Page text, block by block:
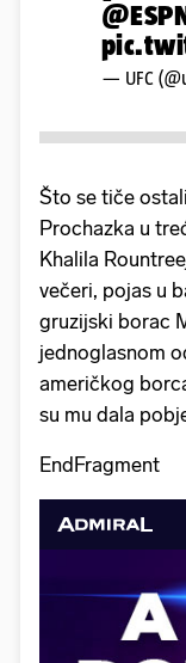
— UFC
Što se tiče
Prochazka u
Khalila
večeri, pojas u
gruzijski borac
jednoglasnom
američkog
su mu dala
EndFragment